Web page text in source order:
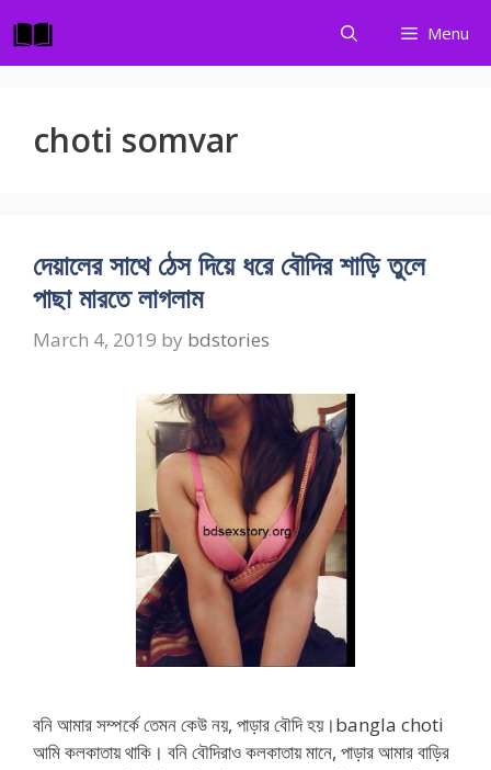
to
content
Menu
choti somvar
দেয়ালের সাথে ঠেস দিয়ে ধরে বৌদির শাড়ি তুলে
পাছা মারতে লাগলাম
March 4, 2019 by bdstories
বনি আমার সম্পর্কে তেমন কেউ নয়, পাড়ার বৌদি হয়।bangla choti
আমি কলকাতায় থাকি। বনি বৌদিরাও কলকাতায় মানে, পাড়ার আমার বাড়ির